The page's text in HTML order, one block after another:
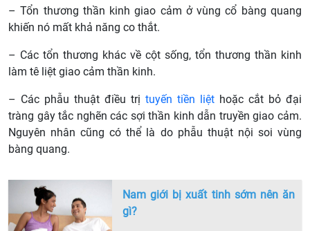
– Tổn thương thần kinh giao cảm ở vùng cổ bàng quang
khiến nó mất khả năng co thắt.
– Các tổn thương khác về cột sống, tổn thương thần kinh
làm tê liệt giao cảm thần kinh.
– Các phẫu thuật điều trị tuyến tiền liệt hoặc cắt bỏ đại
tràng gây tắc nghẽn các sợi thần kinh dẫn truyền giao cảm.
Nguyên nhân cũng có thể là do phẫu thuật nội soi vùng
bàng quang.
Nam giới bị xuất tinh sớm nên ăn
gì?